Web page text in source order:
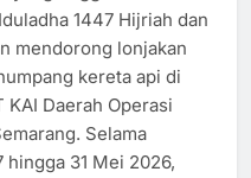
1447 Hijriah dan
mendorong lonjakan
kereta api di
KAI Daerah Operasi
Selama
hingga 31 Mei 2026,